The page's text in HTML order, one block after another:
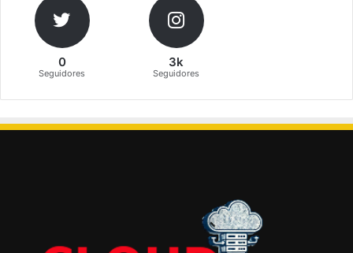
0
Seguidores
3k
Seguidores